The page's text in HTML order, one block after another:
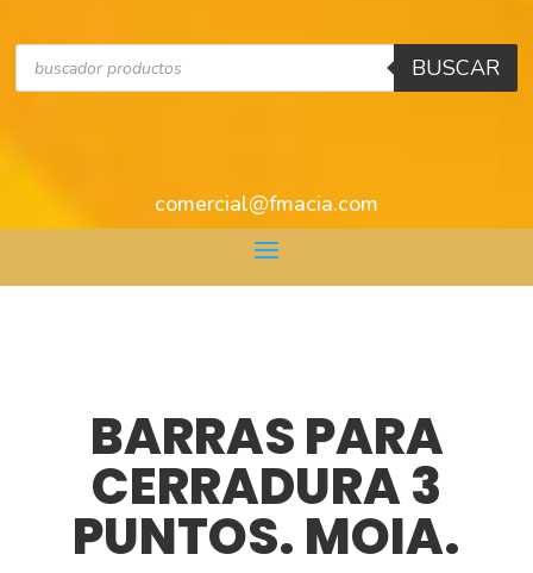
Búsqueda
de
productos
BUSCAR
comercial@fmacia.com
BARRAS PARA
CERRADURA 3
PUNTOS. MOIA.